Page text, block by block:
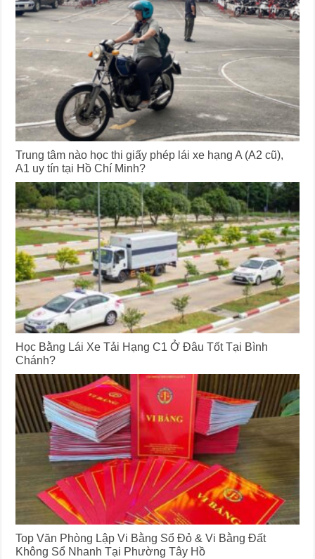
Trung tâm nào học thi giấy phép lái xe hạng A (A2 cũ),
A1 uy tín tại Hồ Chí Minh?
Học Bằng Lái Xe Tải Hạng C1 Ở Đâu Tốt Tại Bình
Chánh?
Top Văn Phòng Lập Vi Bằng Sổ Đỏ & Vi Bằng Đất
Không Sổ Nhanh Tại Phường Tây Hồ